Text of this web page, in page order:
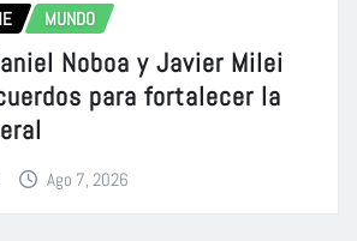
MUNDO
Noboa y Javier Milei
para fortalecer la
Ago 7, 2026